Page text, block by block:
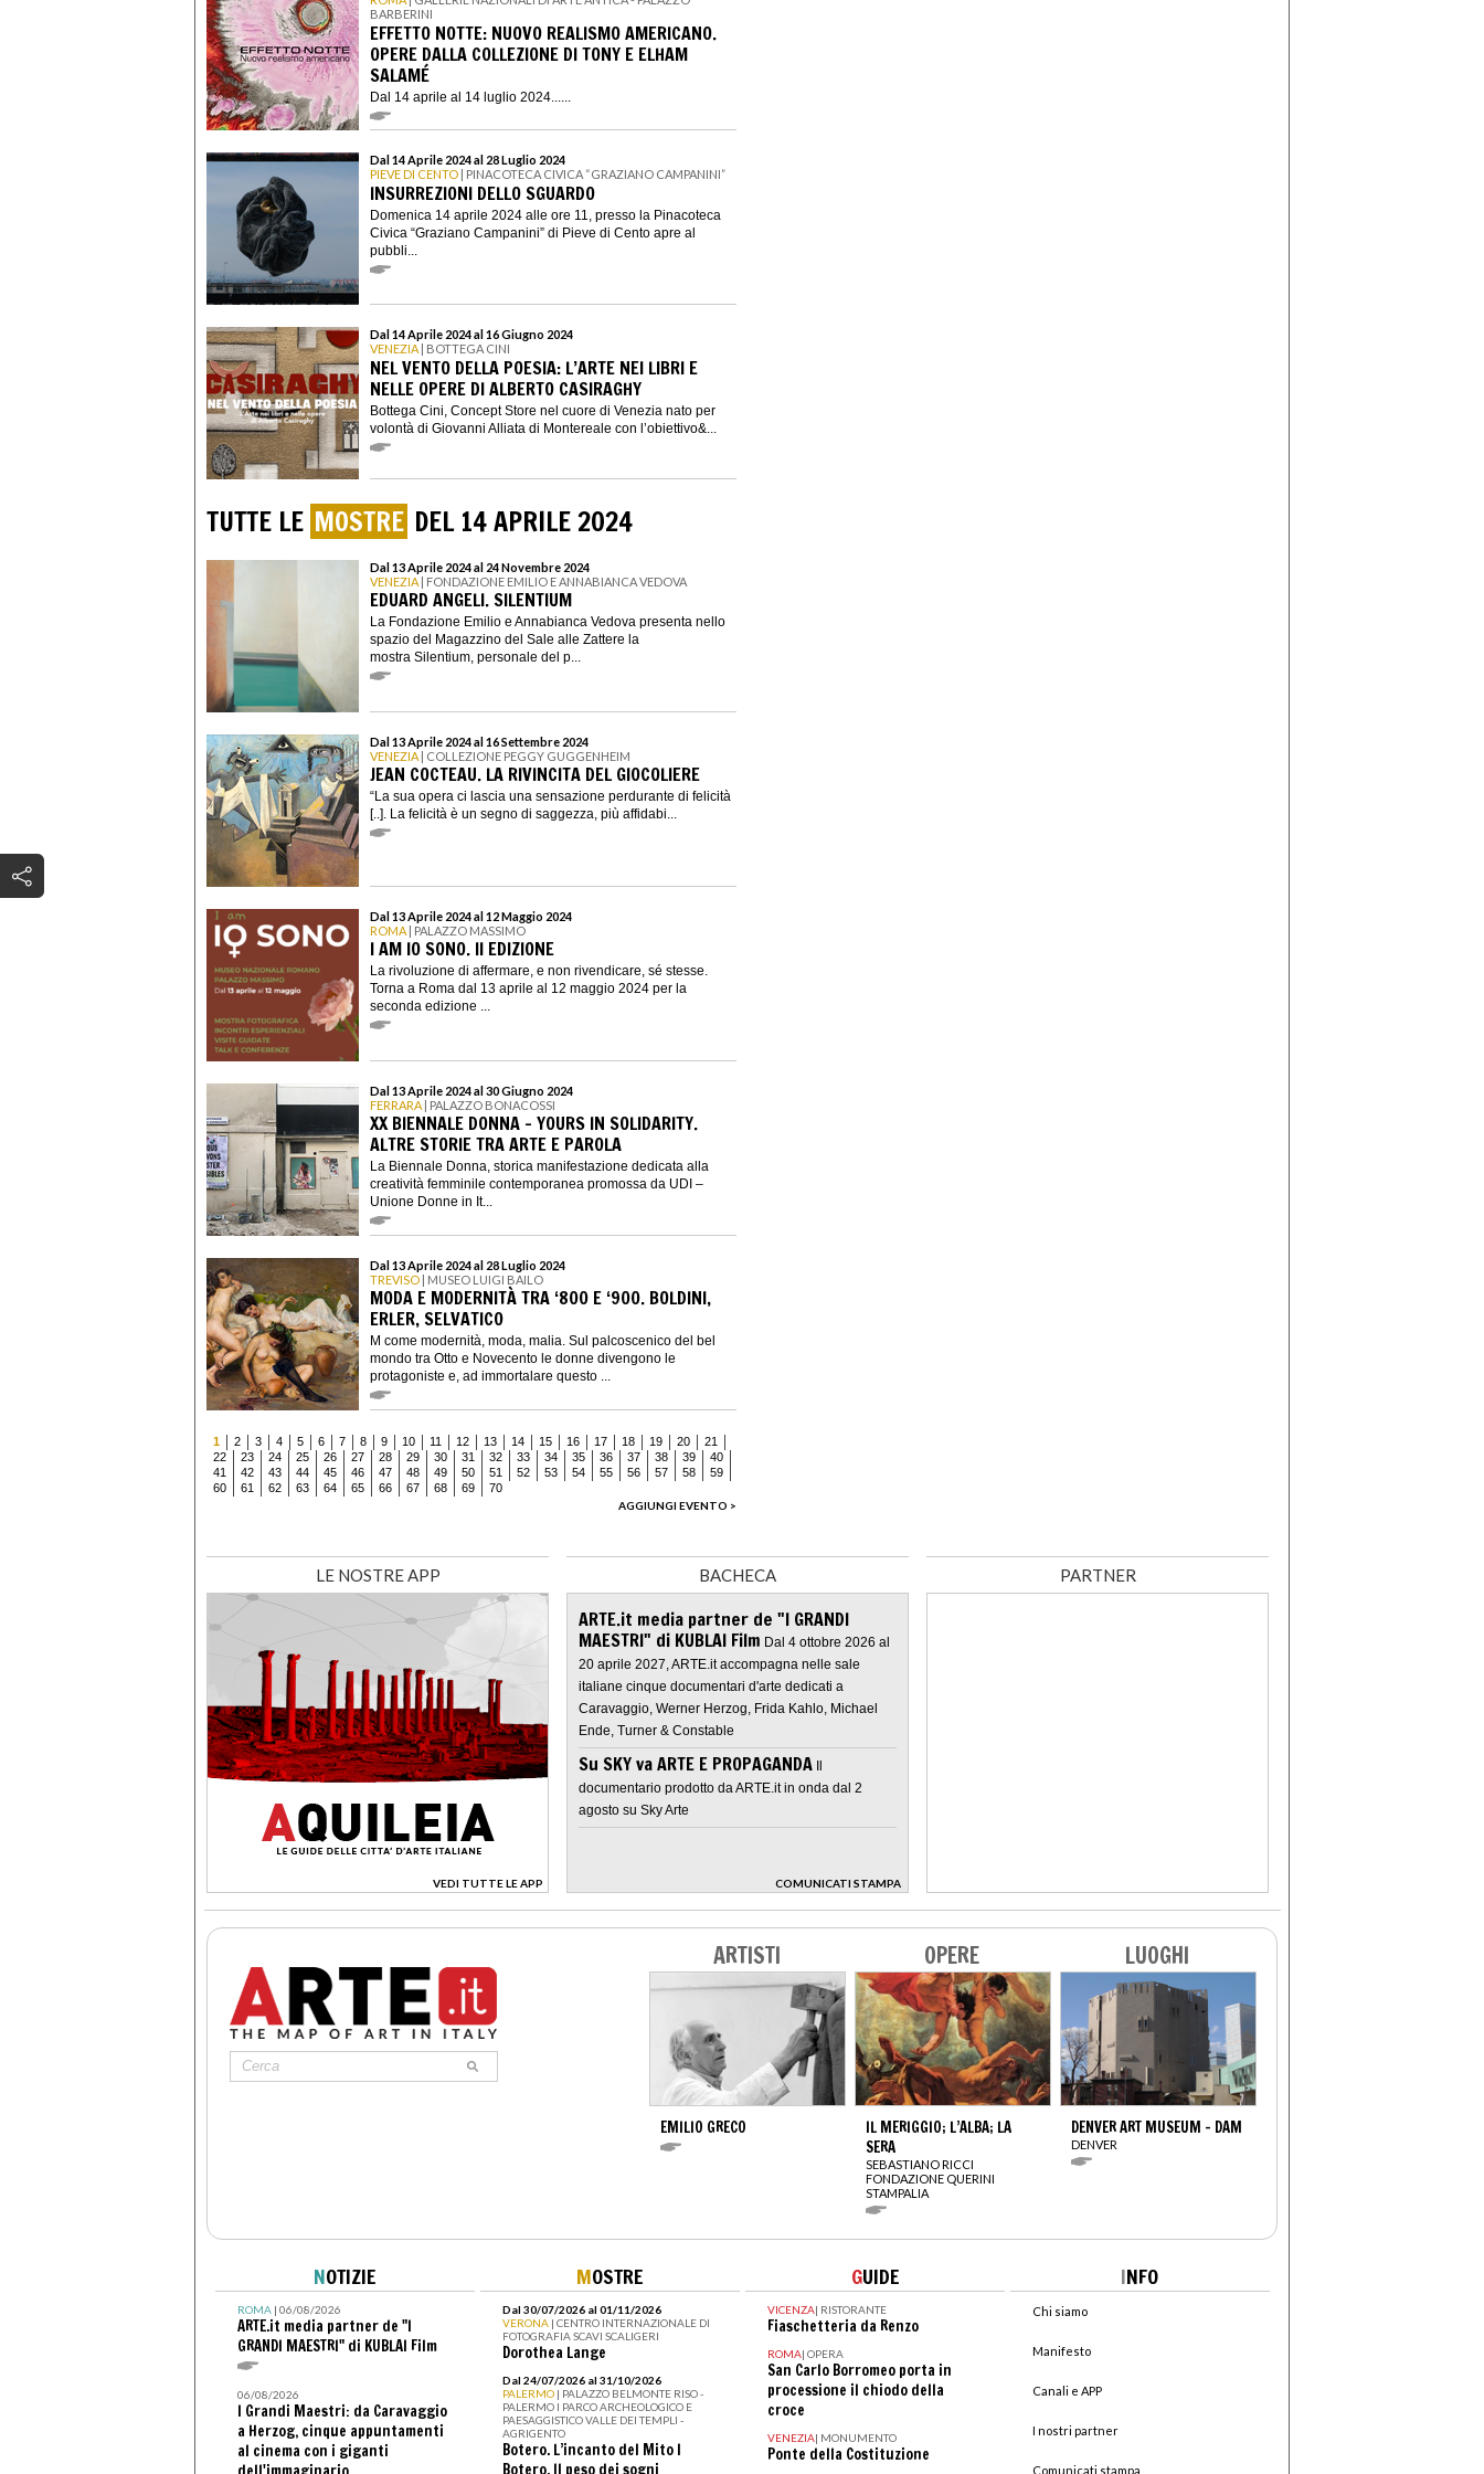
BARBERINI
EFFETTO NOTTE: NUOVO REALISMO AMERICANO.
OPERE DALLA COLLEZIONE DI TONY E ELHAM
SALAMÉ
Dal 14 aprile al 14 luglio 2024......
Dal 14 Aprile 2024 al 28 Luglio 2024
PIEVE DI CENTO | PINACOTECA CIVICA “GRAZIANO CAMPANINI”
INSURREZIONI DELLO SGUARDO
Domenica 14 aprile 2024 alle ore 11, presso la Pinacoteca
Civica “Graziano Campanini” di Pieve di Cento apre al
pubbli...
Dal 14 Aprile 2024 al 16 Giugno 2024
VENEZIA | BOTTEGA CINI
NEL VENTO DELLA POESIA: L’ARTE NEI LIBRI E
NELLE OPERE DI ALBERTO CASIRAGHY
Bottega Cini, Concept Store nel cuore di Venezia nato per
volontà di Giovanni Alliata di Montereale con l’obiettivo&...
TUTTE LE MOSTRE DEL 14 APRILE 2024
Dal 13 Aprile 2024 al 24 Novembre 2024
VENEZIA | FONDAZIONE EMILIO E ANNABIANCA VEDOVA
EDUARD ANGELI. SILENTIUM
La Fondazione Emilio e Annabianca Vedova presenta nello
spazio del Magazzino del Sale alle Zattere la
mostra Silentium, personale del p...
Dal 13 Aprile 2024 al 16 Settembre 2024
VENEZIA | COLLEZIONE PEGGY GUGGENHEIM
JEAN COCTEAU. LA RIVINCITA DEL GIOCOLIERE
“La sua opera ci lascia una sensazione perdurante di felicità
[..]. La felicità è un segno di saggezza, più affidabi...
Dal 13 Aprile 2024 al 12 Maggio 2024
ROMA | PALAZZO MASSIMO
I AM IO SONO. II EDIZIONE
La rivoluzione di affermare, e non rivendicare, sé stesse.
Torna a Roma dal 13 aprile al 12 maggio 2024 per la
seconda edizione ...
Dal 13 Aprile 2024 al 30 Giugno 2024
FERRARA | PALAZZO BONACOSSI
XX BIENNALE DONNA - YOURS IN SOLIDARITY.
ALTRE STORIE TRA ARTE E PAROLA
La Biennale Donna, storica manifestazione dedicata alla
creatività femminile contemporanea promossa da UDI –
Unione Donne in It...
Dal 13 Aprile 2024 al 28 Luglio 2024
TREVISO | MUSEO LUIGI BAILO
MODA E MODERNITÀ TRA ‘800 E ‘900. BOLDINI,
ERLER, SELVATICO
M come modernità, moda, malia. Sul palcoscenico del bel
mondo tra Otto e Novecento le donne divengono le
protagoniste e, ad immortalare questo ...
1 2 3 4 5 6 7 8 9 10 11 12 13 14 15 16 17 18 19 20
21
22
23 24 25 26 27 28 29 30 31 32 33 34 35 36 37 38 39
40
41
42 43 44 45 46 47 48 49 50 51 52 53 54 55 56 57 58
59
60
61 62 63 64 65 66 67 68 69
70
AGGIUNGI EVENTO >
LE NOSTRE APP
VEDI TUTTE LE APP
>
BACHECA
ARTE.it media partner de "I GRANDI
MAESTRI" di KUBLAI Film Dal 4 ottobre 2026 al
20 aprile 2027, ARTE.it accompagna nelle sale
italiane cinque documentari d'arte dedicati a
Caravaggio, Werner Herzog, Frida Kahlo, Michael
Ende, Turner & Constable
Su SKY va ARTE E PROPAGANDA Il
documentario prodotto da ARTE.it in onda dal 2
agosto su Sky Arte
COMUNICATI STAMPA
>
PARTNER
ARTISTI
EMILIO GRECO
OPERE
IL MERIGGIO; L’ALBA; LA
SERA
SEBASTIANO RICCI
FONDAZIONE QUERINI
STAMPALIA
LUOGHI
DENVER ART MUSEUM - DAM
DENVER
NOTIZIE
ROMA| 06/08/2026
ARTE.it media partner de "I
GRANDI MAESTRI" di KUBLAI Film
06/08/2026
I Grandi Maestri: da Caravaggio
a Herzog, cinque appuntamenti
al cinema con i giganti
MOSTRE
Dal 30/07/2026 al 01/11/2026
VERONA | CENTRO INTERNAZIONALE DI
FOTOGRAFIA SCAVI SCALIGERI
Dorothea Lange
Dal 24/07/2026 al 31/10/2026
PALERMO | PALAZZO BELMONTE RISO -
PALERMO I PARCO ARCHEOLOGICO E
PAESAGGISTICO VALLE DEI TEMPLI -
AGRIGENTO
Botero. L’incanto del Mito I
Botero. Il peso dei sogni
GUIDE
VICENZA| RISTORANTE
Fiaschetteria da Renzo
ROMA| OPERA
San Carlo Borromeo porta in
processione il chiodo della
croce
VENEZIA| MONUMENTO
Ponte della Costituzione
INFO
Chi siamo
Manifesto
Canali e APP
I nostri partner
Comunicati stampa